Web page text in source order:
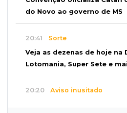
do Novo ao governo de MS
20:41 Sorte
Veja as dezenas de hoje na
Lotomania, Super Sete e
20:20 Aviso inusitado